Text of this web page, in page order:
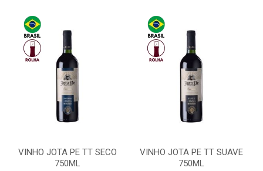
VINHO JOTA PE TT SECO
750ML
VINHO JOTA PE TT SUAVE
750ML